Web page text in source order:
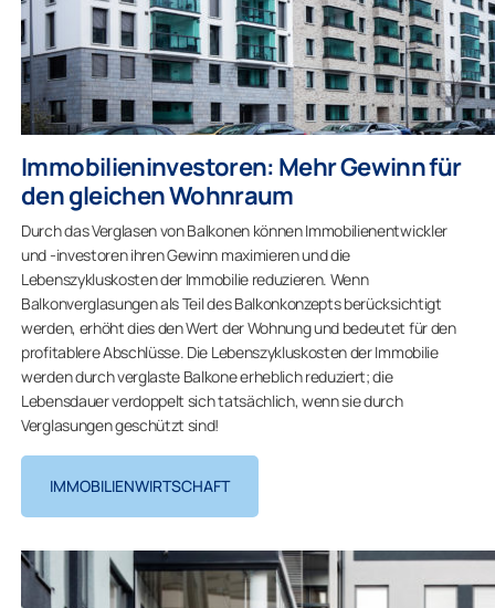
Immobilieninvestoren: Mehr Gewinn für
den gleichen Wohnraum
Durch das Verglasen von Balkonen können Immobilienentwickler
und -investoren ihren Gewinn maximieren und die
Lebenszykluskosten der Immobilie reduzieren. Wenn
Balkonverglasungen als Teil des Balkonkonzepts berücksichtigt
werden, erhöht dies den Wert der Wohnung und bedeutet für den
profitablere Abschlüsse. Die Lebenszykluskosten der Immobilie
werden durch verglaste Balkone erheblich reduziert; die
Lebensdauer verdoppelt sich tatsächlich, wenn sie durch
Verglasungen geschützt sind!
IMMOBILIENWIRTSCHAFT